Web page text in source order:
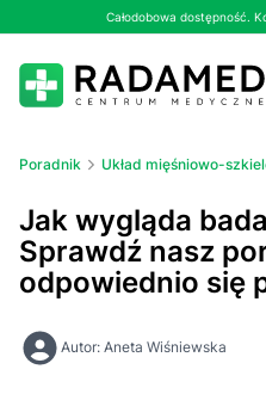
Całodobowa dostępność.
Poradnik Układ mięśniowo-
Jak wygląda
Sprawdź nasz
odpowiednio się
Autor: Aneta Wiśniewska